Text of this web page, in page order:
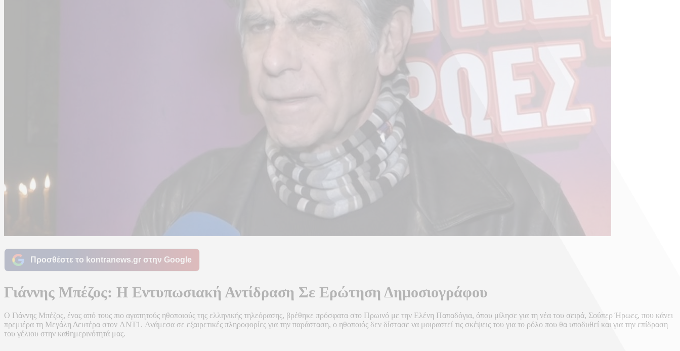
Προσθέστε το kontranews.gr στην Google
Γιάννης Μπέζος: Η Εντυπωσιακή Αντίδραση Σε Ερώτηση Δημοσιογράφου
Ο Γιάννης Μπέζος, ένας από τους πιο αγαπητούς ηθοποιούς της ελληνικής τηλεόρασης, βρέθηκε πρόσφατα στο Πρωινό με την Ελένη Παπαδόγια, όπου μίλησε για τη νέα του σειρά, Σούπερ Ήρωες, που κάνει
πρεμιέρα τη Μεγάλη Δευτέρα στον ANT1. Ανάμεσα σε εξαιρετικές πληροφορίες για την παράσταση, ο ηθοποιός δεν δίστασε να μοιραστεί τις σκέψεις του για το ρόλο που θα υποδυθεί και για την επίδραση
του γέλιου στην καθημερινότητά μας.